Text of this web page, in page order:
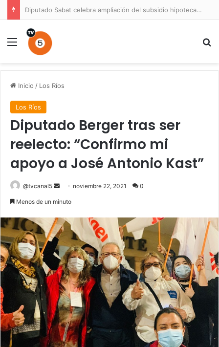
Diputado Sabat celebra ampliación del subsidio hipotecario con viviendas de hasta 6.000 UF
Menú
Inicio / Los Ríos
Los Ríos
Diputado Berger tras ser
reelecto: “Confirmo mi
apoyo a José Antonio Kast”
@tvcanal5
Send noviembre 22, 2021 0
Menos de un minuto